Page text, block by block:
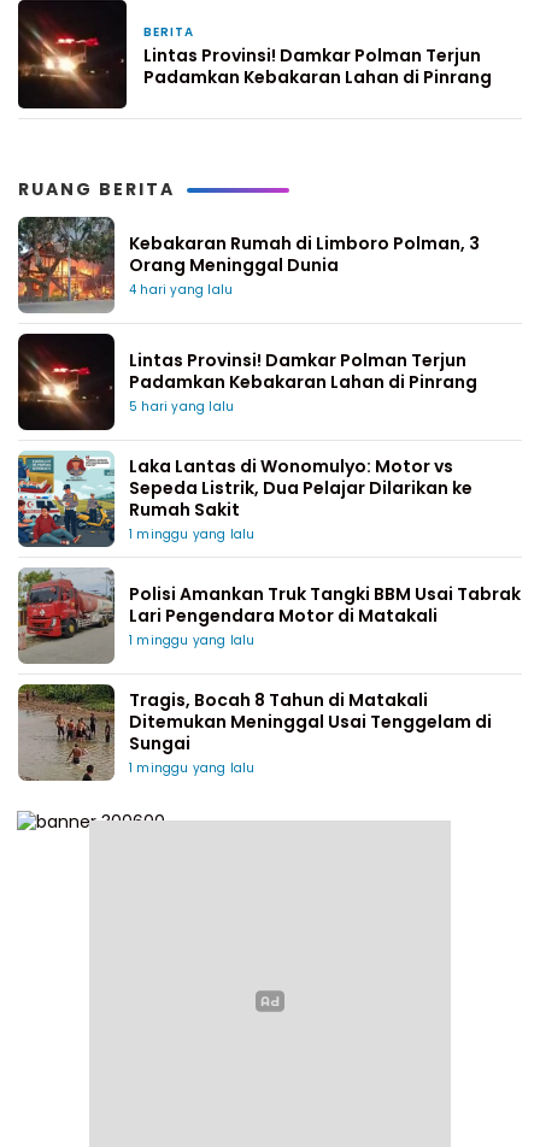
BERITA
Lintas Provinsi! Damkar Polman Terjun
Padamkan Kebakaran Lahan di Pinrang
RUANG BERITA
Kebakaran Rumah di Limboro Polman, 3
Orang Meninggal Dunia
4 hari yang lalu
Lintas Provinsi! Damkar Polman Terjun
Padamkan Kebakaran Lahan di Pinrang
5 hari yang lalu
Laka Lantas di Wonomulyo: Motor vs
Sepeda Listrik, Dua Pelajar Dilarikan ke
Rumah Sakit
1 minggu yang lalu
Polisi Amankan Truk Tangki BBM Usai Tabrak
Lari Pengendara Motor di Matakali
1 minggu yang lalu
Tragis, Bocah 8 Tahun di Matakali
Ditemukan Meninggal Usai Tenggelam di
Sungai
1 minggu yang lalu